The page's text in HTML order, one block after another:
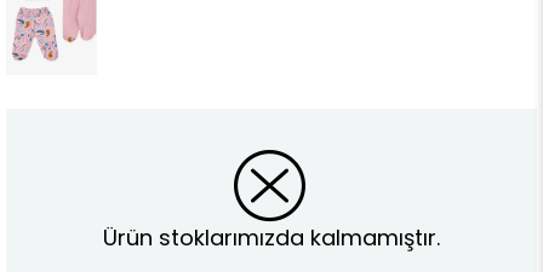
Ürün stoklarımızda kalmamıştır.